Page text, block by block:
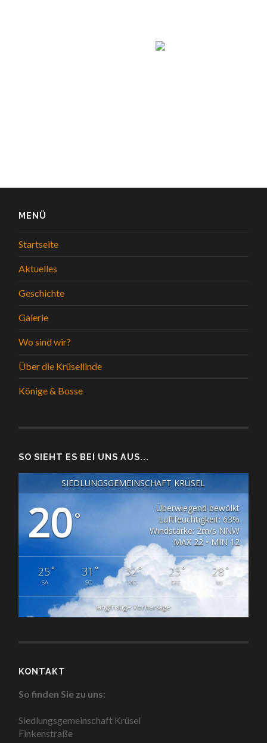
MENÜ
Startseite
Aktuelles
Geschichte
Galerie
Wo sind wir?
Über die Krüsellinde
Könige & Bosse
SO SIEHT ES BEI UNS AUS...
SIEDLUNGSGEMEINSCHAFT KRÜSEL
20°
Überwiegend bewölkt
Luftfeuchtigkeit: 63%
Windstärke: 2m/s NNW
MAX 22 • MIN 12
25°
SA
31 °
SO
32°
MO
23°
DIE
28°
MI
langfristige Vorhersage
KONTAKT
So finden Sie zu uns:
Siedlungsgemeinschaft Krüsel
Finkenstraße